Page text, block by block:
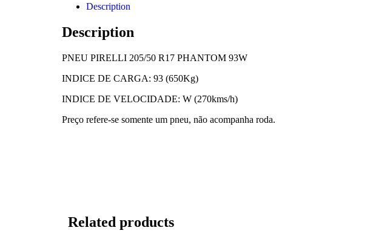
Description
Description
PNEU PIRELLI 205/50 R17 PHANTOM 93W
INDICE DE CARGA: 93 (650Kg)
INDICE DE VELOCIDADE: W (270kms/h)
Preço refere-se somente um pneu, não acompanha roda.
Related products